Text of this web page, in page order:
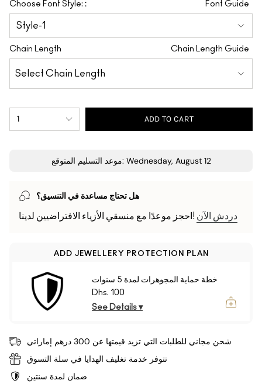
Choose Font Style: : Font Guide
Chain Length Chain Length Guide
1 ADD TO CART
موعد التسليم المتوقع: Wednesday, August 12
هل تحتاج مساعدة في التنسيق؟
احجز موعدًا مع منسقي الأزياء الافتراضيين لدينا! دردش الآن
ADD JEWELLERY PROTECTION PLAN
خطة حماية المجوهرات لمدة 5 سنوات
Dhs. 100
See Details ▾
شحن مجاني للطلبات التي تزيد قيمتها عن 300 درهم إماراتي
تتوفر خدمة تغليف الهدايا في سلة التسوق
ضمان لمدة سنتين